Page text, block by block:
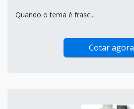
Quando o tema é frasc...
Cotar agora